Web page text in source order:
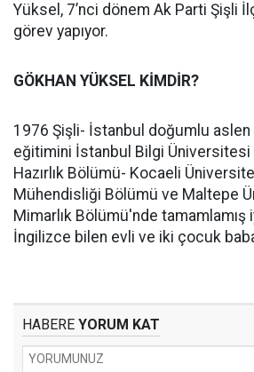
Yüksel, 7’nci dönem Ak Parti Şişli
görev yapıyor.
GÖKHAN YÜKSEL KİMDİR?
1976 Şişli- İstanbul doğumlu
eğitimini İstanbul Bilgi
Hazırlık Bölümü- Kocaeli
Mühendisliği Bölümü ve Maltepe
Mimarlık Bölümü'nde tamamlamış
İngilizce bilen evli ve iki çocuk
HABERE YORUM KAT